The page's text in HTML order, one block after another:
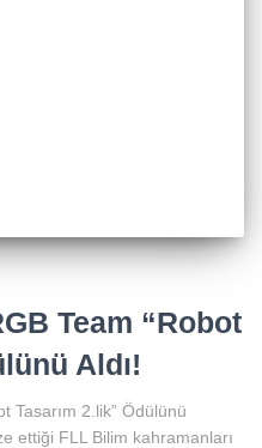
Team “Robot
Aldı!
Tasarım 2.lik” Ödülünü
ettiği FLL Bilim kahramanları